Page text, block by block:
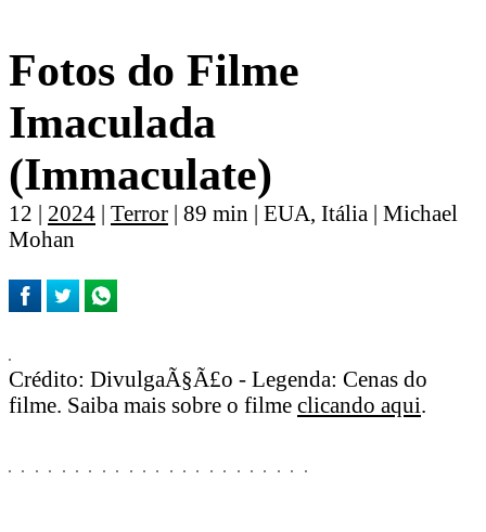
Fotos do Filme
Imaculada
(Immaculate)
12 | 2024 | Terror | 89 min | EUA, Itália | Michael
Mohan
Crédito: DivulgaÃ§Ã£o - Legenda: Cenas do
filme. Saiba mais sobre o filme clicando aqui.